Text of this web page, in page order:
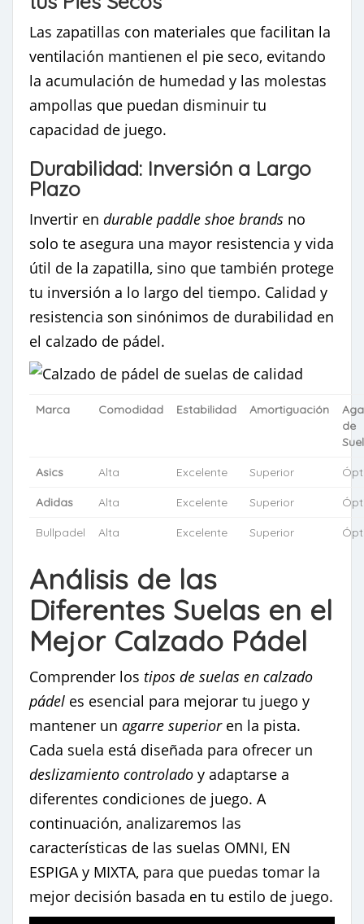
Las zapatillas con materiales que facilitan la
ventilación mantienen el pie seco, evitando
la acumulación de humedad y las molestas
ampollas que puedan disminuir tu
capacidad de juego.
Durabilidad: Inversión a Largo
Plazo
Invertir en durable paddle shoe brands no
solo te asegura una mayor resistencia y vida
útil de la zapatilla, sino que también protege
tu inversión a lo largo del tiempo. Calidad y
resistencia son sinónimos de durabilidad en
el calzado de pádel.
Marca Comodidad Estabilidad Amortiguación
de
Asics Alta Excelente Superior
Adidas Alta Excelente Superior
Bullpadel Alta Excelente Superior
Análisis de las
Diferentes Suelas en el
Mejor Calzado Pádel
Comprender los tipos de suelas en calzado
pádel es esencial para mejorar tu juego y
mantener un agarre superioren la pista.
Cada suela está diseñada para ofrecer un
deslizamiento controlado y adaptarse a
diferentes condiciones de juego. A
continuación, analizaremos las
características de las suelas OMNI, EN
ESPIGA y MIXTA, para que puedas tomar la
mejor decisión basada en tu estilo de juego.